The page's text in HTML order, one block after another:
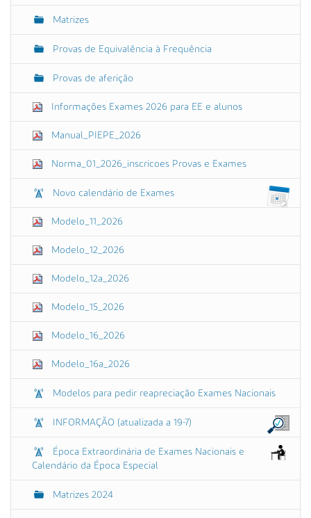
Matrizes
Provas de Equivalência à Frequência
Provas de aferição
Informações Exames 2026 para EE e alunos
Manual_PIEPE_2026
Norma_01_2026_inscricoes Provas e Exames
Novo calendário de Exames
Modelo_11_2026
Modelo_12_2026
Modelo_12a_2026
Modelo_15_2026
Modelo_16_2026
Modelo_16a_2026
Modelos para pedir reapreciação Exames Nacionais
INFORMAÇÃO (atualizada a 19-7)
Época Extraordinária de Exames Nacionais e
Calendário da Época Especial
Matrizes 2024